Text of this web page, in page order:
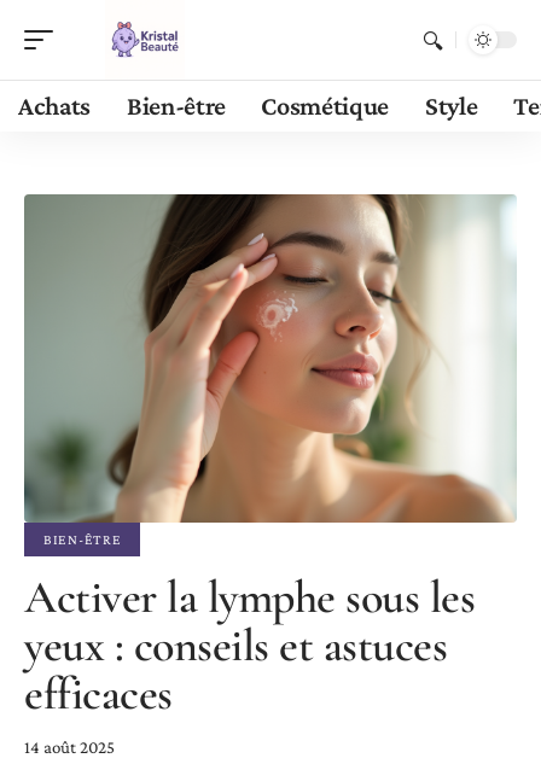
Achats Bien-être Cosmétique Style
BIEN-ÊTRE
Activer la lymphe sous les
yeux : conseils et astuces
efficaces
14 août 2025